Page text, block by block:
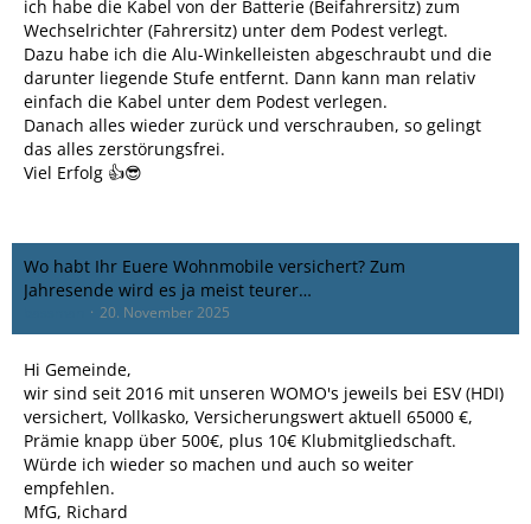
ich habe die Kabel von der Batterie (Beifahrersitz) zum
Wechselrichter (Fahrersitz) unter dem Podest verlegt.
Dazu habe ich die Alu-Winkelleisten abgeschraubt und die
darunter liegende Stufe entfernt. Dann kann man relativ
einfach die Kabel unter dem Podest verlegen.
Danach alles wieder zurück und verschrauben, so gelingt
das alles zerstörungsfrei.
Viel Erfolg 👍😎
Wo habt Ihr Euere Wohnmobile versichert? Zum
Jahresende wird es ja meist teurer…
20. November 2025
Hi Gemeinde,
wir sind seit 2016 mit unseren WOMO's jeweils bei ESV (HDI)
versichert, Vollkasko, Versicherungswert aktuell 65000 €,
Prämie knapp über 500€, plus 10€ Klubmitgliedschaft.
Würde ich wieder so machen und auch so weiter
empfehlen.
MfG, Richard